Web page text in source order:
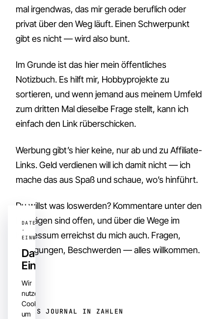
mal irgendwas, das mir gerade beruflich oder
privat über den Weg läuft. Einen Schwerpunkt
gibt es nicht — wird also bunt.
Im Grunde ist das hier mein öffentliches
Notizbuch. Es hilft mir, Hobbyprojekte zu
sortieren, und wenn jemand aus meinem Umfeld
zum dritten Mal dieselbe Frage stellt, kann ich
einfach den Link rüberschicken.
Werbung gibt’s hier keine, nur ab und zu Affiliate-
Links. Geld verdienen will ich damit nicht — ich
mache das aus Spaß und schaue, wo’s hinführt.
Du willst was loswerden? Kommentare unter den
Beiträgen sind offen, und über die Wege im
Impressum erreichst du mich auch. Fragen,
Anregungen, Beschwerden — alles willkommen.
DAS JOURNAL IN ZAHLEN
Datenschutz-
Einstellungen
Wir
nutzen
Cookies,
um